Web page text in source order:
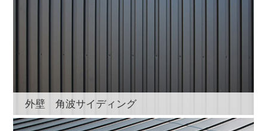
外壁 角波サイディング